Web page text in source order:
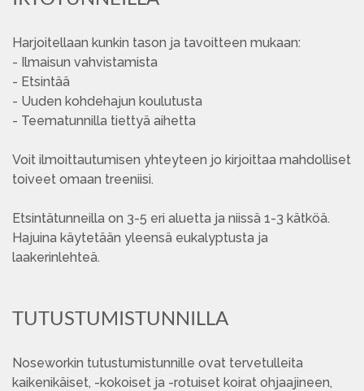
Harjoitellaan kunkin tason ja tavoitteen mukaan:
- Ilmaisun vahvistamista
- Etsintää
- Uuden kohdehajun koulutusta
- Teematunnilla tiettyä aihetta
Voit ilmoittautumisen yhteyteen jo kirjoittaa mahdolliset
toiveet omaan treeniisi.
Etsintätunneilla on 3-5 eri aluetta ja niissä 1-3 kätköä.
Hajuina käytetään yleensä eukalyptusta ja
laakerinlehteä.
TUTUSTUMISTUNNILLA
Noseworkin tutustumistunnille ovat tervetulleita
kaikenikäiset, -kokoiset ja -rotuiset koirat ohjaajineen,